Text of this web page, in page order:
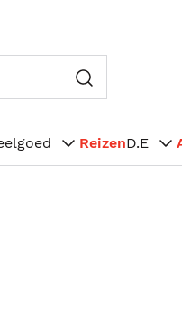
ReizenD.E